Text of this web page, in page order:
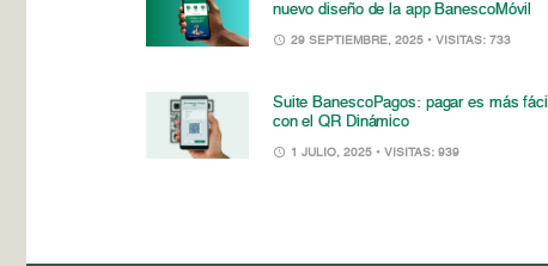
nuevo diseño de la app BanescoMóvil
29 SEPTIEMBRE, 2025 • VISITAS: 733
Suite BanescoPagos: pagar es más fácil
con el QR Dinámico
1 JULIO, 2025 • VISITAS: 939